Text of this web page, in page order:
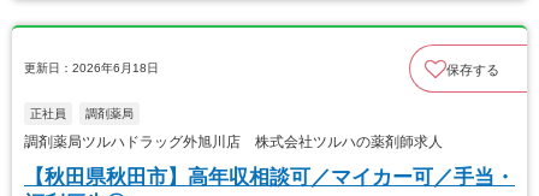
更新日：2026年6月18日 保存する
正社員 調剤薬局
調剤薬局ツルハドラッグ外旭川店 株式会社ツルハの薬剤師求人
【秋田県秋田市】高年収相談可／マイカー可／手当・